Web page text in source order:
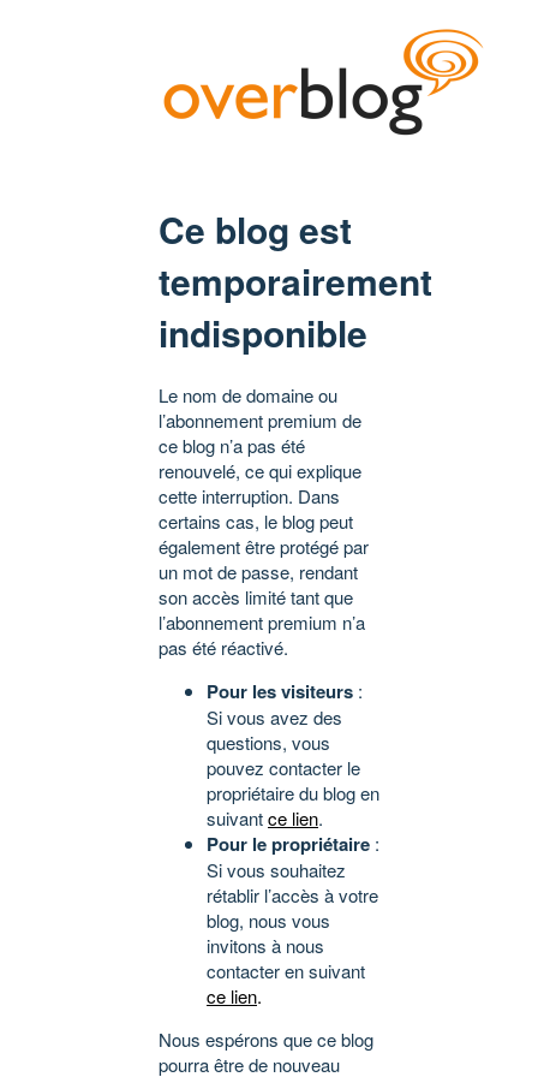
Ce blog est
temporairement
indisponible
Le nom de domaine ou
l’abonnement premium de
ce blog n’a pas été
renouvelé, ce qui explique
cette interruption. Dans
certains cas, le blog peut
également être protégé par
un mot de passe, rendant
son accès limité tant que
l’abonnement premium n’a
pas été réactivé.
Pour les visiteurs :
Si vous avez des
questions, vous
pouvez contacter le
propriétaire du blog en
suivantce lien.
Pour le propriétaire :
Si vous souhaitez
rétablir l’accès à votre
blog, nous vous
invitons à nous
contacter en suivant
ce lien.
Nous espérons que ce blog
pourra être de nouveau